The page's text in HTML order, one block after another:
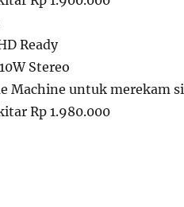
Ready
Stereo
Machine untuk merekam
Rp 1.980.000